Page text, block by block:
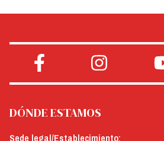
DÓNDE ESTAMOS
Sede legal/Establecimiento: